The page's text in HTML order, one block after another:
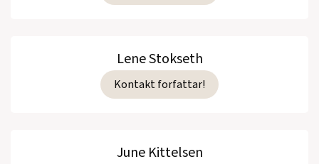
Lene Stokseth
Kontakt forfattar!
June Kittelsen